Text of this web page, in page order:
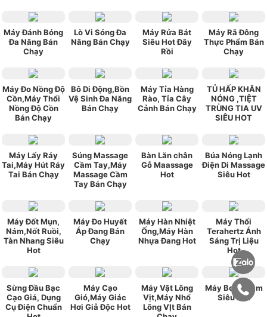
Máy Đánh Bóng
Đa Năng Bán
Chạy
Lò Vi Sóng Đa
Năng Bán Chạy
Máy Rửa Bát
Siêu Hot Đây
Rồi
Máy Rã Đông
Thực Phẩm Bán
Chạy
Máy Đo Nồng Độ
Cồn,Máy Thổi
Nồng Độ Cồn
Bán Chạy
Bô Di Động,Bồn
Vệ Sinh Đa Năng
Bán Chạy
Máy Tỉa Hàng
Rào, Tỉa Cây
Cảnh Bán Chạy
TỦ HẤP KHĂN
NÓNG ,TIỆT
TRÙNG TIA UV
SIÊU HOT
Máy Lấy Ráy
Tai,Máy Hút Ráy
Tai Bán Chạy
Súng Massage
Cầm Tay,Máy
Massage Cầm
Tay Bán Chạy
Bàn Lăn chân
Gỗ Maassage
Hot
Búa Nóng Lạnh
Điện Di Massage
Siêu Hot
Máy Đốt Mụn,
Nám,Nốt Ruồi,
Tàn Nhang Siêu
Hot
Máy Đo Huyết
Áp Đang Bán
Chạy
Máy Hàn Nhiệt
Ống,Máy Hàn
Nhựa Đang Hot
Máy Thổi
Terahertz Ánh
Sáng Trị Liệu
Hot
Sừng Đầu Bạc
Cạo Giá, Dụng
Cụ Điện Chuẩn
Máy Cạo
Gió,Máy Giác
Hơi Giả Độc Hot
Máy Vặt Lông
Vịt,Máy Nhổ
Lông VỊt Bán
Máy Bơm Chìm
Siêu Hot